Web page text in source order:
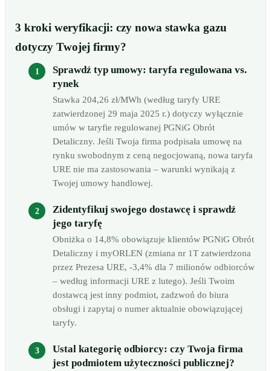
3 kroki weryfikacji: czy nowa stawka gazu
dotyczy Twojej firmy?
Sprawdź typ umowy: taryfa regulowana vs.
rynek
Stawka 204,26 zł/MWh (według taryfy URE
zatwierdzonej 29 maja 2025 r.) dotyczy wyłącznie
umów w taryfie regulowanej PGNiG Obrót
Detaliczny. Jeśli Twoja firma podpisała umowę na
rynku swobodnym z ceną negocjowaną, nowa taryfa
URE nie ma zastosowania – warunki wynikają z
Twojej umowy handlowej.
Zidentyfikuj swojego dostawcę i sprawdź
jego taryfę
Obniżka o 14,8% obowiązuje klientów PGNiG Obrót
Detaliczny i myORLEN (zmiana nr 1T zatwierdzona
przez Prezesa URE, -3,4% dla 7 milionów odbiorców
– według informacji URE z lutego). Jeśli Twoim
dostawcą jest inny podmiot, zadzwoń do biura
obsługi i zapytaj o numer aktualnie obowiązującej
taryfy.
Ustal kategorię odbiorcy: czy Twoja firma
jest podmiotem użyteczności publicznej?